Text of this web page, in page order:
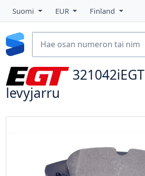
Suomi EUR Finland
321042iEGT
levyjarru